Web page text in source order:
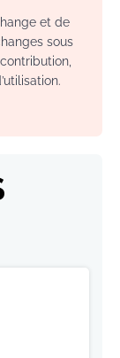
et de
sous